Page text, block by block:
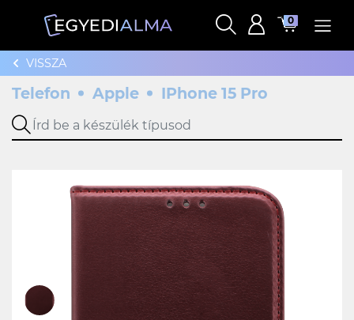
0
VISSZA
Telefon Apple IPhone 15 Pro